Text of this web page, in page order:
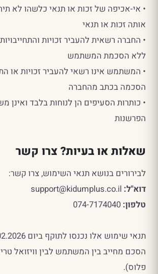
• אי-אכיפה של זכות או תנאי כלשהו לא
אותה זכות או תנאי
• החברה רשאית להעביר זכויות
ללא הסכמת המשתמש
• המשתמש אינו רשאי להעביר זכויות או
הסכמה בכתב מהחברה
• כותרות הסעיפים הן לנוחות בלבד ואינן
הפרשנות
שאלות או בעיות? צרו קשר
לבירורים בנושא תנאי השימוש, צרו קשר:
דוא"ל:
טלפון:
הסכם מחייב בין המשתמש לבין וויזואל
פלוס).